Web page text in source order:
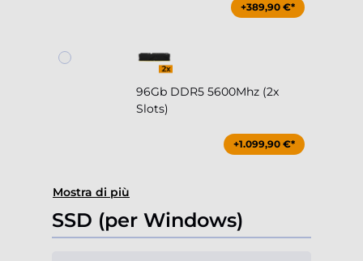
+389,90 €*
96Gb DDR5 5600Mhz (2x
Slots)
+1.099,90 €*
Mostra di più
SSD (per Windows)